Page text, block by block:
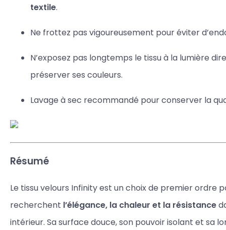
textile.
Ne frottez pas vigoureusement pour éviter
N’exposez pas longtemps le tissu à la lumière
préserver ses couleurs.
Lavage à sec recommandé pour conserver la
Résumé
Le tissu velours Infinity est un choix de premier ordre
recherchent l’élégance, la chaleur et la résistance
intérieur. Sa surface douce, son pouvoir isolant et sa